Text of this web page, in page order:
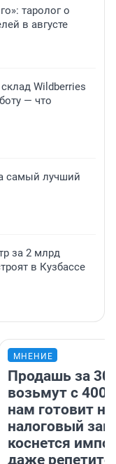
таролог о
в августе
Wildberries
— что
самый лучший
за 2 млрд
в Кузбассе
МНЕНИЕ
Продашь за
возьмут с
нам готовит
налоговый
коснется
даже